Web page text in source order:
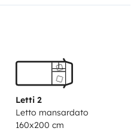
Letti 2
Letto mansardato
160x200 cm